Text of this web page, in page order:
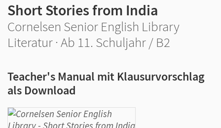
Short Stories from India
Cornelsen Senior English Library
Literatur · Ab 11. Schuljahr / B2
Teacher's Manual mit Klausurvorschlag
als Download